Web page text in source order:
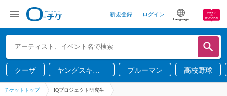
新規登録 ログイン
Language
クーザ
ヤングスキニ
ー
ブルーマン 高校野球
チケットトップ IQプロジェクト研究生